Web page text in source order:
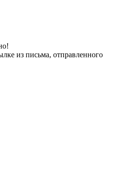
из письма, отправленного